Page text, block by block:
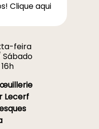
Clique aqui
feira
Sábado
Lecerf